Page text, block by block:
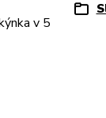
v 5